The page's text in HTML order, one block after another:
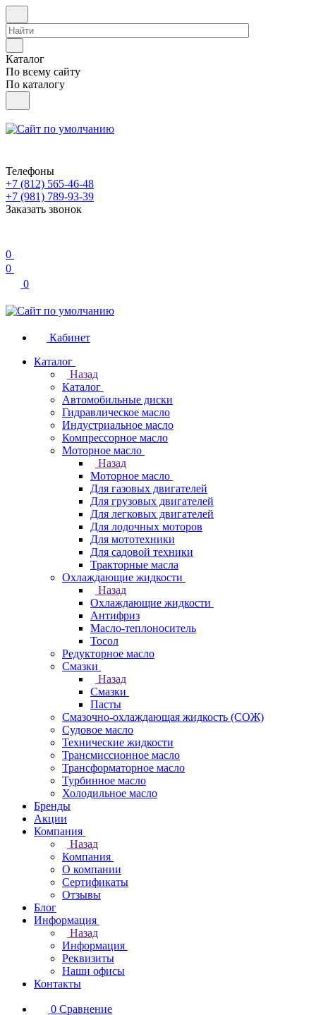
Каталог
По всему сайту
По каталогу
Телефоны
+7 (812) 565-46-48
+7 (981) 789-93-39
Заказать звонок
0
0
0
Кабинет
Каталог
Назад
Каталог
Автомобильные диски
Гидравлическое масло
Индустриальное масло
Компрессорное масло
Моторное масло
Назад
Моторное масло
Для газовых двигателей
Для грузовых двигателей
Для легковых двигателей
Для лодочных моторов
Для мототехники
Для садовой техники
Тракторные масла
Охлаждающие жидкости
Назад
Охлаждающие жидкости
Антифриз
Масло-теплоноситель
Тосол
Редукторное масло
Смазки
Назад
Смазки
Пасты
Смазочно-охлаждающая жидкость (СОЖ)
Судовое масло
Технические жидкости
Трансмиссионное масло
Трансформаторное масло
Турбинное масло
Холодильное масло
Бренды
Акции
Компания
Назад
Компания
О компании
Сертификаты
Отзывы
Блог
Информация
Назад
Информация
Реквизиты
Наши офисы
Контакты
0 Сравнение